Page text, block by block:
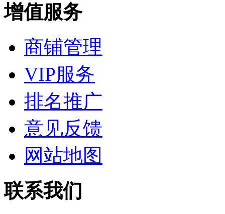
增值服务
商铺管理
VIP服务
排名推广
意见反馈
网站地图
联系我们